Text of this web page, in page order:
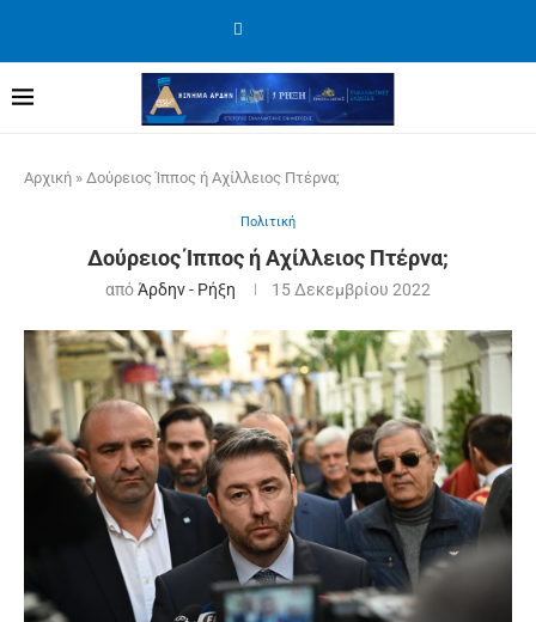
Αρχική » Δούρειος Ίππος ή Αχίλλειος Πτέρνα;
Πολιτική
Δούρειος Ίππος ή Αχίλλειος Πτέρνα;
απόΆρδην - Ρήξη 15 Δεκεμβρίου 2022